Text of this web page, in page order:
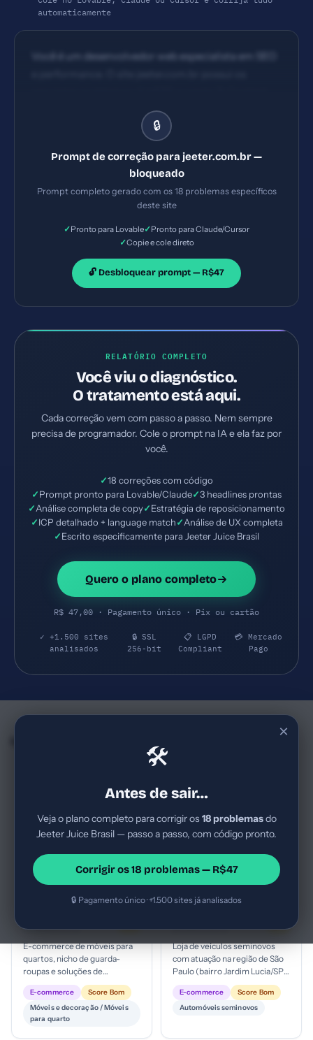
automaticamente
Você é um desenvolvedor web especialista em SEO
Security Policy ausente 3) X-Frame-Options
ausente 4) X-Content-Type-Options ausente.
os arquivos necessários e configurações de servidor.
Priorize as correções críticas primeiro.
🔒
Prompt de correção para jeeter.com.br —
bloqueado
Prompt completo gerado com os 18 problemas específicos
deste site
✓Pronto para Lovable✓Pronto para Claude/Cursor
✓Copie e cole direto
🔓 Desbloquear prompt — R$47
RELATÓRIO COMPLETO
Você viu o diagnóstico.
O tratamento está aqui.
Cada correção vem com passo a passo. Nem sempre
precisa de programador. Cole o prompt na IA e ela faz por
você.
✓18 correções com código
✓Prompt pronto para Lovable/Claude✓3 headlines prontas
✓Análise completa de copy✓Estratégia de reposicionamento
✓ICP detalhado + language match✓Análise de UX completa
✓Escrito especificamente para Jeeter Juice Brasil
Quero o plano completo
R$ 47,00 · Pagamento único · Pix ou cartão
✓ +1.500 sites
analisados
🔒 SSL
256-bit
📋 LGPD
Compliant
💳 Mercado
Pago
×
🛠
Antes de sair…
Veja o plano completo para corrigir os18 problemasdo
Jeeter Juice Brasil — passo a passo, com código pronto.
Corrigir os 18 problemas — R$47
🔒 Pagamento único · +1.500 sites já analisados
E-commerce de moda
sazonal; provável ticket médio
baixo a médio para peças
di...moda e vestuário
OPPO opera no segmento de
Brasil, com foco em inovação
tecnológica, câmeras de alto
premium
renasenza.com.br
E-commerce de móveis para
quartos, nicho de guarda-
roupas e soluções de
armazenamento. Provável
ticket médio médio a alto para
um produto...
E-commerce
Score Bom
Móveis e decoração / Móveis
para quarto
jbrmotors.com.br
Loja de veículos seminovos
com atuação na região de São
Paulo (bairro Jardim Lucia/SP).
Likely foco de mercado em
compradores locais, com...
E-commerce
Score Bom
Automóveis seminovos